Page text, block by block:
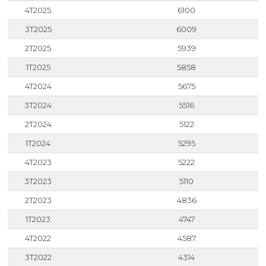
4T2025
6100
3T2025
6009
2T2025
5939
1T2025
5858
4T2024
5675
3T2024
5516
2T2024
5122
1T2024
5295
4T2023
5222
3T2023
5110
2T2023
4836
1T2023
4747
4T2022
4587
3T2022
4314